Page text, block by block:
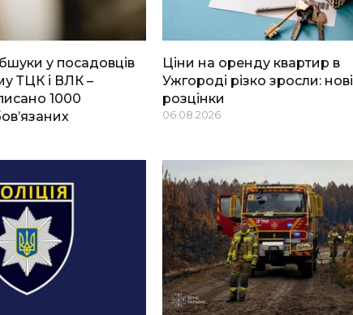
у посадовців
ТЦК і ВЛК –
1000
Ціни на оренду квартир в
Ужгороді різко зросли: нові
розцінки
06.08.2026